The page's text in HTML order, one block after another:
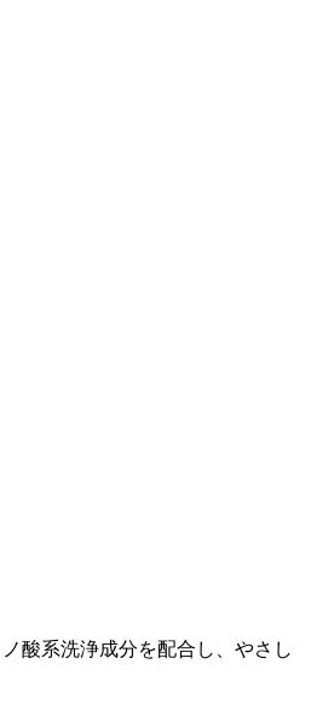
酸系洗浄成分を配合し、やさし